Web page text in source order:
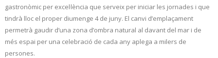
gastronòmic per excel·lència que serveix per iniciar les jornades i que
tindrà lloc el proper diumenge 4 de juny. El canvi d’emplaçament
permetrà gaudir d’una zona d’ombra natural al davant del mar i de
més espai per una celebració de cada any aplega a milers de
persones.